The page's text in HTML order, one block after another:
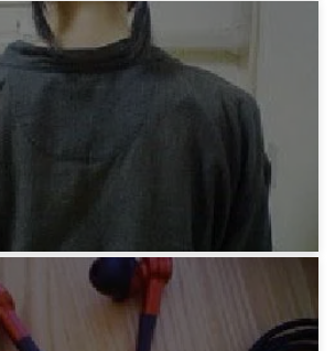
みろりHP
の料理実習コンソメパスタ
みろりHP